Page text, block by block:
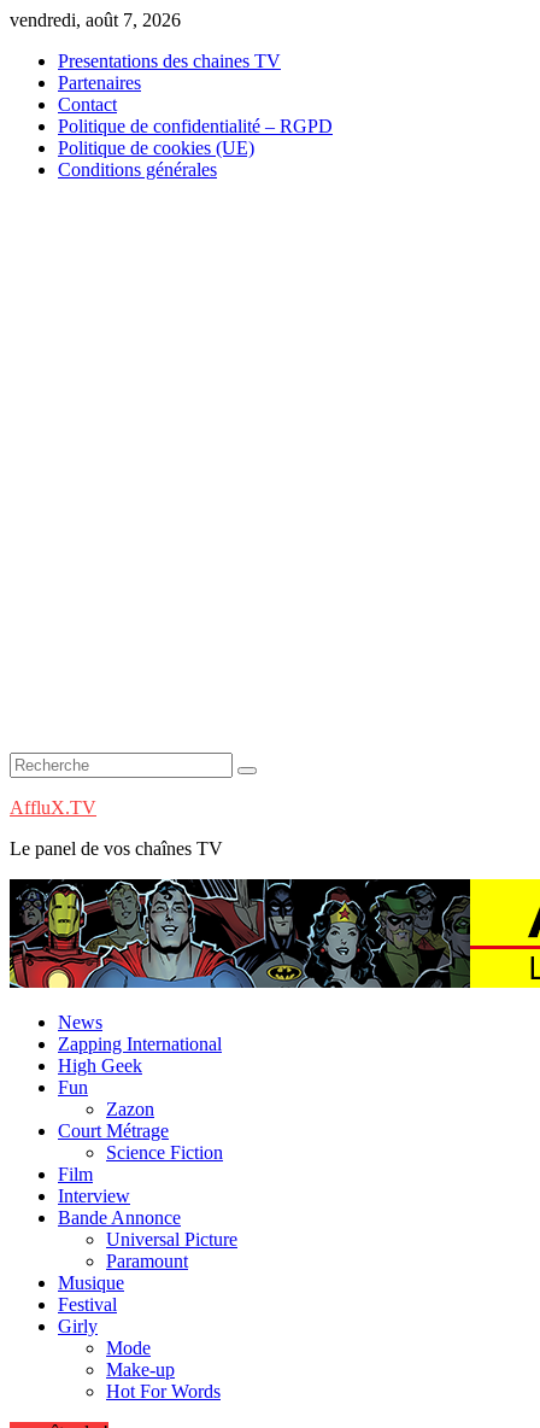
Skip
content
vendredi, août 7, 2026
Presentations des chaines TV
Partenaires
Contact
Politique de confidentialité – RGPD
Politique de cookies (UE)
Conditions générales
AffluX.TV
Le panel de vos chaînes TV
News
Zapping International
High Geek
Fun
Zazon
Court Métrage
Science Fiction
Film
Interview
Bande Annonce
Universal Picture
Paramount
Musique
Festival
Girly
Mode
Make-up
Hot For Words